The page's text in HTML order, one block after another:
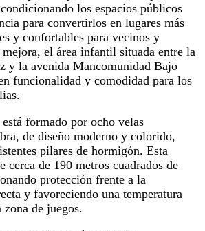
los espacios públicos
para convertirlos en lugares más
y confortables para vecinos y
el área infantil situada entre la
y la avenida Mancomunidad Bajo
funcionalidad y comodidad para los
formado por ocho velas
de diseño moderno y colorido,
pilares de hormigón. Esta
cerca de 190 metros cuadrados de
protección frente a la
y favoreciendo una temperatura
zona de juegos.